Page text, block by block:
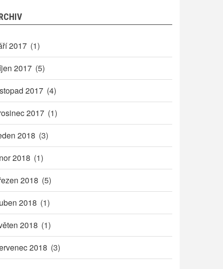
2017 (1)
2017 (5)
2017 (4)
2017 (1)
2018 (3)
2018 (1)
2018 (5)
2018 (1)
2018 (1)
2018 (3)